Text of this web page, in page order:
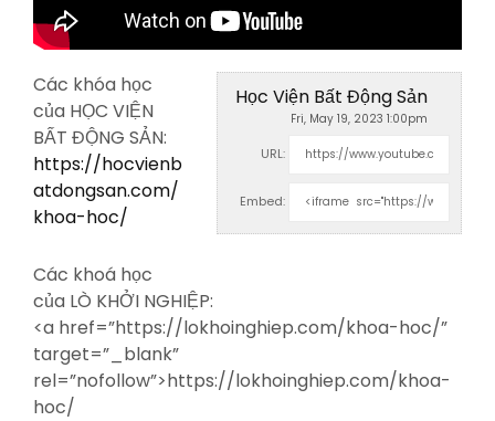
Học Viện Bất Động Sản
Fri, May 19, 2023 1:00pm
URL:
Embed:
Các khóa học
của HỌC VIỆN
BẤT ĐỘNG SẢN:
https://hocvienb
atdongsan.com/
khoa-hoc/
Các khoá học
của LÒ KHỞI NGHIỆP:
<a href=”https://lokhoinghiep.com/khoa-hoc/”
target=”_blank”
rel=”nofollow”>https://lokhoinghiep.com/khoa-
hoc/